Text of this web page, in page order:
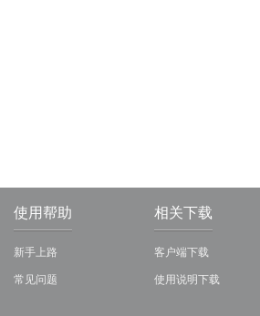
使用帮助
新手上路
常见问题
相关下载
客户端下载
使用说明下载